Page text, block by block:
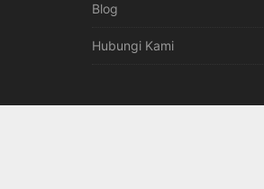
Blog
Hubungi Kami